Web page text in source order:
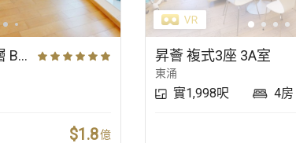
貝沙灣 第一期 2座 高層 B室
$1.8億
昇薈 複式3座 3A室
東涌
實1,998呎 4房